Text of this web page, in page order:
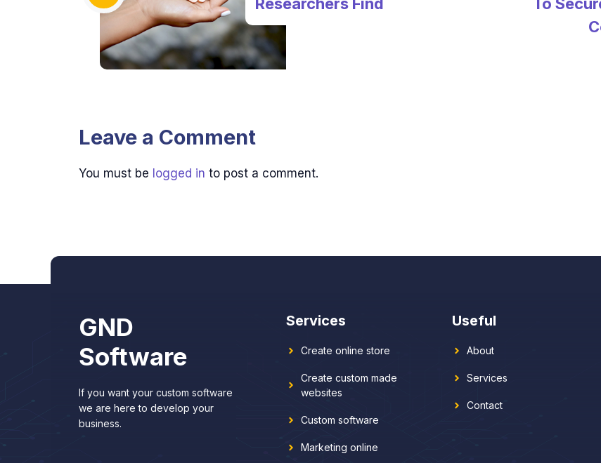
Leave a Comment
You must be logged in to post a comment.
GND
Software
If you want your custom software
we are here to develop your
business.
Services
Create online store
Create custom made
websites
Custom software
Marketing online
Useful
About
Services
Contact